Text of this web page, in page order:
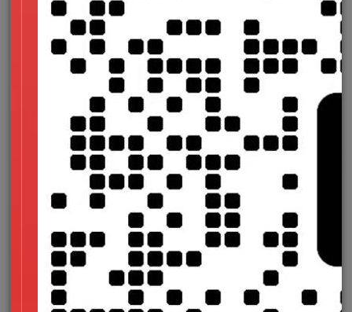
多人对网站是不理解的，在网站建设时会选择一些价钱比较便宜
的模板网站建设企业，没有考虑到模板网站建设的有点和缺点，
和是否有较好的客户用感受，这样的模板建站通常是未能留住用
户的，造成跳失率太高。
网站设计初期就需要做到准确的定位，锁定好企业所盈利的
方向，知道我们的品牌主打产品是什么，对于我们的目标用户和
潜在的客户都需要进行仔细的分析，同时对于自己产品的优势和
弱势部分都要有认真的分析，突出优势部分，弱化劣势部分，这
样才可以得到更高的效益。
网站策划我们在策划的时候除了需要结合自身品牌形象、产
品的特点、服务的优势部分之外，还要注意把企业的文化很好的
融入其中，更为重要的是需要在网站里面植入营销的理念，这样
设计出来的网站才会有比较强的营销能力。